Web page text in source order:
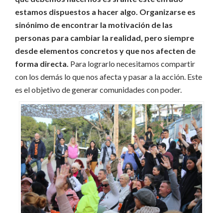
estamos dispuestos a hacer algo. Organizarse es
sinónimo de encontrar la motivación de las
personas para cambiar la realidad, pero siempre
desde elementos concretos y que nos afecten de
forma directa. Para lograrlo necesitamos compartir
con los demás lo que nos afecta y pasar a la acción. Este
es el objetivo de generar comunidades con poder.